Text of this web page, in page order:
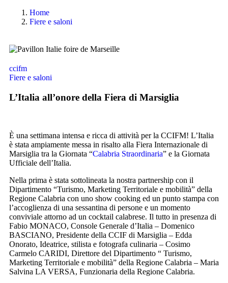
Home
Fiere e saloni
ccifm
Fiere e saloni
L’Italia all’onore della Fiera di Marsiglia
È una settimana intensa e ricca di attività per la CCIFM! L’Italia
è stata ampiamente messa in risalto alla Fiera Internazionale di
Marsiglia tra la Giornata “Calabria Straordinaria” e la Giornata
Ufficiale dell’Italia.
Nella prima è stata sottolineata la nostra partnership con il
Dipartimento “Turismo, Marketing Territoriale e mobilità” della
Regione Calabria con uno show cooking ed un punto stampa con
l’accoglienza di una sessantina di persone e un momento
conviviale attorno ad un cocktail calabrese. Il tutto in presenza di
Fabio MONACO, Console Generale d’Italia – Domenico
BASCIANO, Presidente della CCIF di Marsiglia – Edda
Onorato, Ideatrice, stilista e fotografa culinaria – Cosimo
Carmelo CARIDI, Direttore del Dipartimento “ Turismo,
Marketing Territoriale e mobilità” della Regione Calabria – Maria
Salvina LA VERSA, Funzionaria della Regione Calabria.